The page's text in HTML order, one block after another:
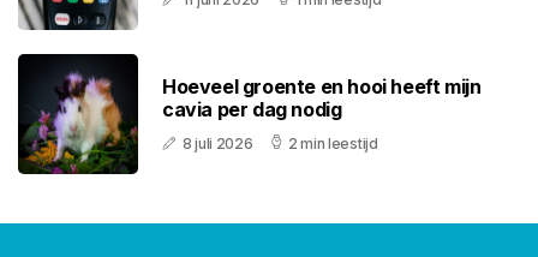
Hoeveel groente en hooi heeft mijn
cavia per dag nodig
8 juli 2026 2 min leestijd